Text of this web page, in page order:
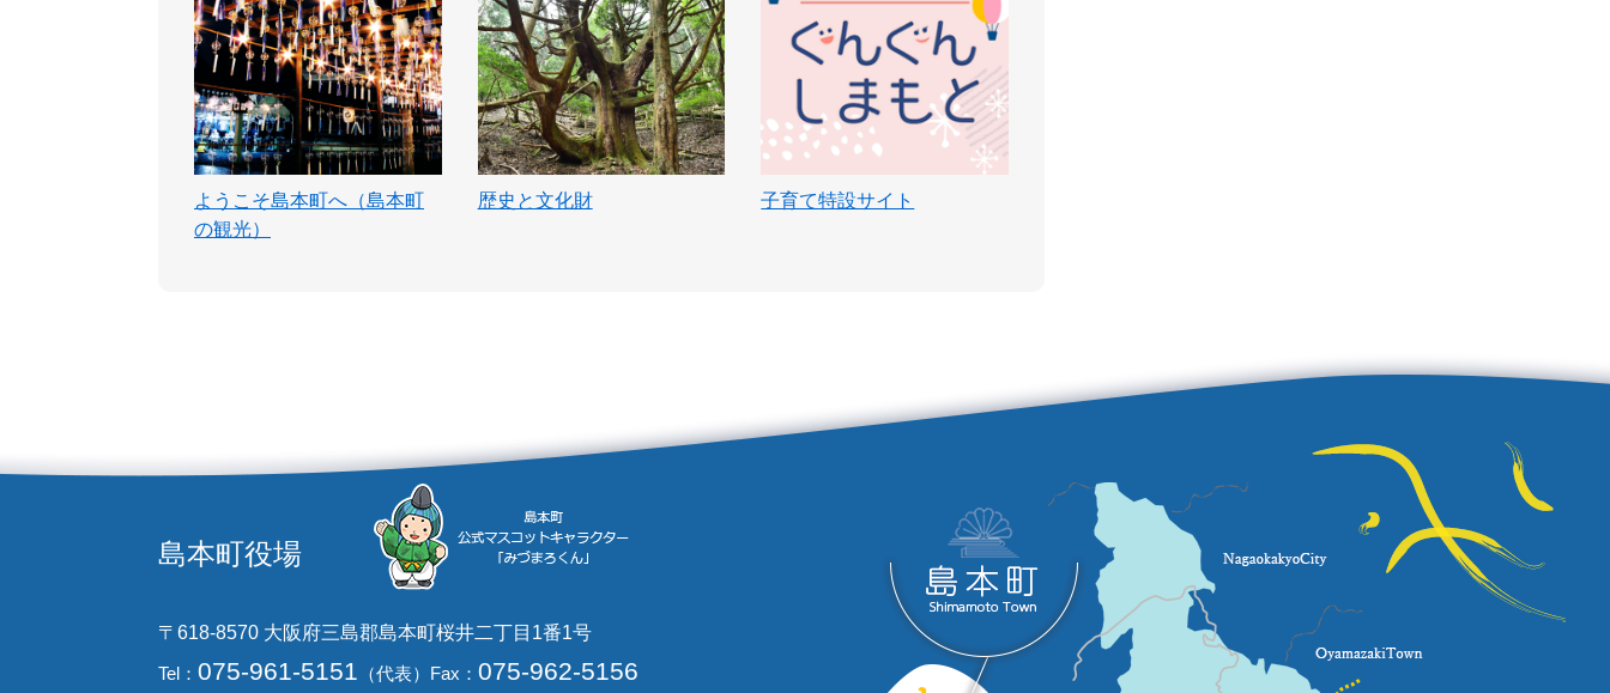
ようこそ島本町へ（島本町
の観光）
歴史と文化財 子育て特設サイト
島本町役場
〒618-8570 大阪府三島郡島本町桜井二丁目1番1号
Tel： 075-961-5151 （代表） Fax： 075-962-5156